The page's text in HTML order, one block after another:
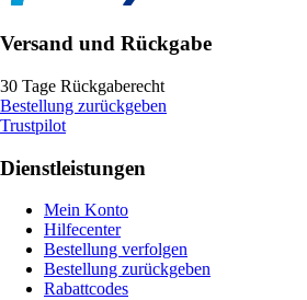
Versand und Rückgabe
30 Tage Rückgaberecht
Bestellung zurückgeben
Trustpilot
Dienstleistungen
Mein Konto
Hilfecenter
Bestellung verfolgen
Bestellung zurückgeben
Rabattcodes